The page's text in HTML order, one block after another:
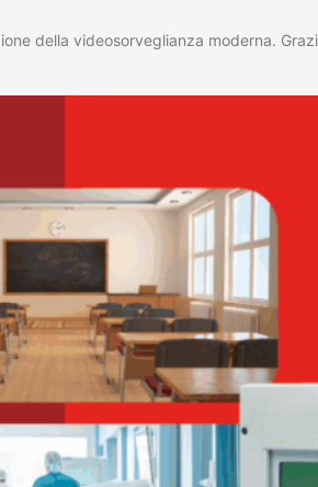
della videosorveglianza moderna.